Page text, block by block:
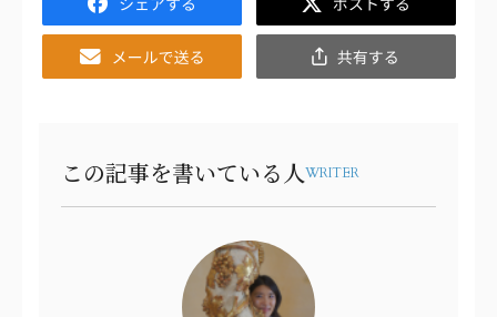
Email
共
有
この記事を書いている人WRITER